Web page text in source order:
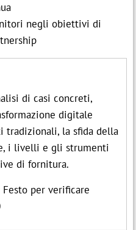
negli obiettivi di
di casi concreti,
digitale
tradizionali, la sfida della
i livelli e gli strumenti
di fornitura.
per verificare